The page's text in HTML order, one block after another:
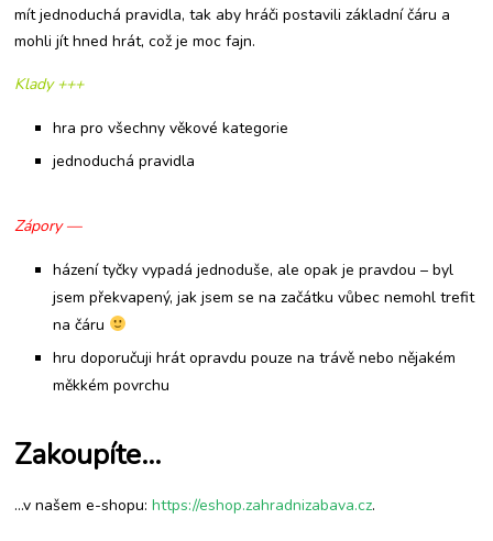
mít jednoduchá pravidla, tak aby hráči postavili základní čáru a
mohli jít hned hrát, což je moc fajn.
Klady +++
hra pro všechny věkové kategorie
jednoduchá pravidla
Zápory —
házení tyčky vypadá jednoduše, ale opak je pravdou – byl
jsem překvapený, jak jsem se na začátku vůbec nemohl trefit
na čáru
hru doporučuji hrát opravdu pouze na trávě nebo nějakém
měkkém povrchu
Zakoupíte…
…v našem e-shopu:https://eshop.zahradnizabava.cz.